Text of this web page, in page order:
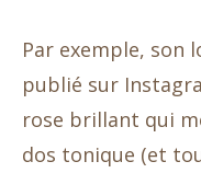
Par exemple, son
publié sur
rose brillant qui
dos tonique (et